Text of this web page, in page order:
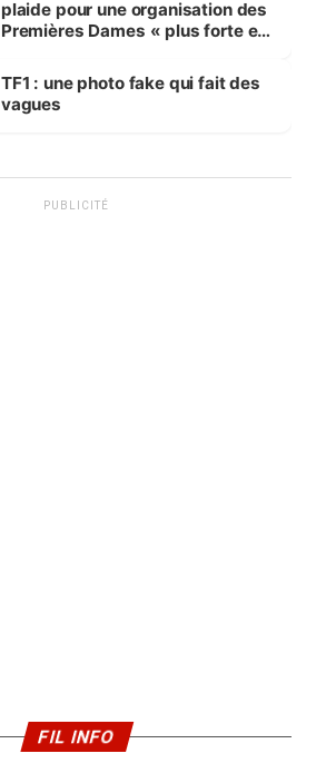
plaide pour une organisation des
Premières Dames « plus forte et
sur la scène internationale »
TF1 : une photo fake qui fait des
vagues
PUBLICITÉ
FIL INFO